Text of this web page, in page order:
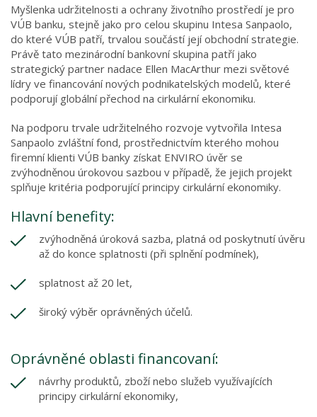
Myšlenka udržitelnosti a ochrany životního prostředí je pro
VÚB banku, stejně jako pro celou skupinu Intesa Sanpaolo,
do které VÚB patří, trvalou součástí její obchodní strategie.
Právě tato mezinárodní bankovní skupina patří jako
strategický partner nadace Ellen MacArthur mezi světové
lídry ve financování nových podnikatelských modelů, které
podporují globální přechod na cirkulární ekonomiku.
Na podporu trvale udržitelného rozvoje vytvořila Intesa
Sanpaolo zvláštní fond, prostřednictvím kterého mohou
firemní klienti VÚB banky získat ENVIRO úvěr se
zvýhodněnou úrokovou sazbou v případě, že jejich projekt
splňuje kritéria podporující principy cirkulární ekonomiky.
Hlavní benefity:
zvýhodněná úroková sazba, platná od poskytnutí úvěru
až do konce splatnosti (při splnění podmínek),
splatnost až 20 let,
široký výběr oprávněných účelů.
Oprávněné oblasti financovaní:
návrhy produktů, zboží nebo služeb využívajících
principy cirkulární ekonomiky,